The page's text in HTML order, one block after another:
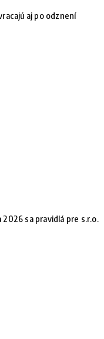
aj po odznení
sa pravidlá pre s.r.o.